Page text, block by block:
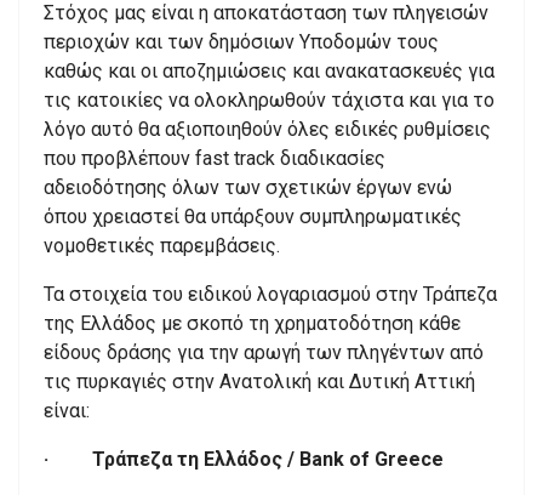
Στόχος μας είναι η αποκατάσταση των πληγεισών
περιοχών και των δημόσιων Υποδομών τους
καθώς και οι αποζημιώσεις και ανακατασκευές για
τις κατοικίες να ολοκληρωθούν τάχιστα και για το
λόγο αυτό θα αξιοποιηθούν όλες ειδικές ρυθμίσεις
που προβλέπουν fast track διαδικασίες
αδειοδότησης όλων των σχετικών έργων ενώ
όπου χρειαστεί θα υπάρξουν συμπληρωματικές
νομοθετικές παρεμβάσεις.
Τα στοιχεία του ειδικού λογαριασμού στην Τράπεζα
της Ελλάδος με σκοπό τη χρηματοδότηση κάθε
είδους δράσης για την αρωγή των πληγέντων από
τις πυρκαγιές στην Ανατολική και Δυτική Αττική
είναι:
· Τράπεζα τη Ελλάδος / Bank of Greece